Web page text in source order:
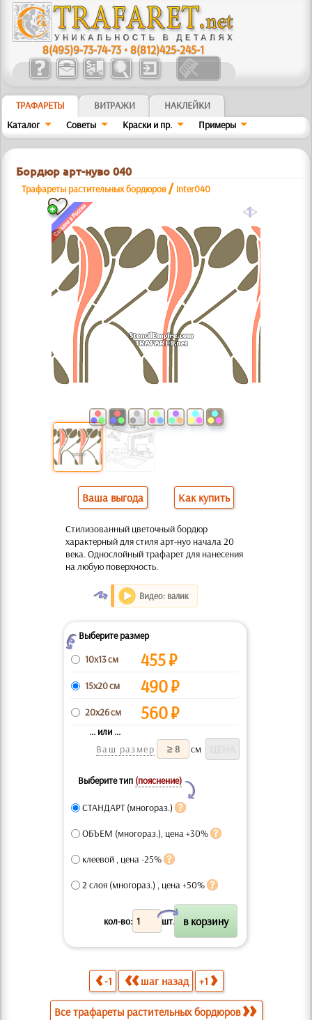
8(495)9-73-74-73 •8(812)425-245-1
ТРАФАРЕТЫ ВИТРАЖИ
НАКЛЕЙКИ
Каталог
Советы Краски и пр. Примеры
Бордюр арт-нуво 040
Трафареты растительных бордюров / inter040
a
Ваша выгода Как купить
Стилизованный цветочный бордюр
характерный для стиля арт-нуо начала 20
века. Однослойный трафарет для нанесения
на любую поверхность.
O Видео: валик
ZВыберите размер
10x13 см
455₽
15x20 см 490₽
20x26 см 560₽
... или ...
Ваш размер
см
Выберите тип (пояснение)
Y
СТАНДАРТ (многораз.)
ОБЪЕМ (многораз.), цена +30%
клеевой , цена -25%
2 слоя (многораз.) , цена +50%
кол-во: шт.
X
-1 шаг назад +1
Все трафареты растительных бордюров